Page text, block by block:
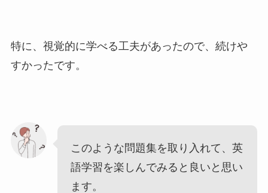
特に、視覚的に学べる工夫があったので、続けや
すかったです。
このような問題集を取り入れて、英
語学習を楽しんでみると良いと思い
ます。